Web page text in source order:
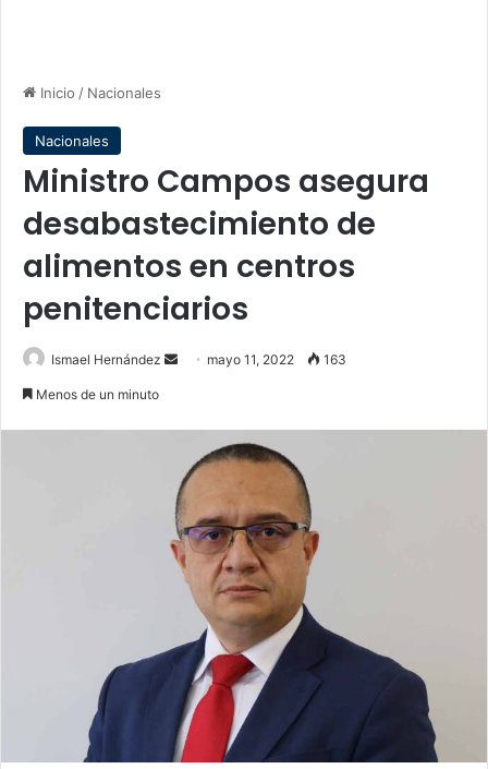
Inicio / Nacionales
Nacionales
Ministro Campos asegura
desabastecimiento de
alimentos en centros
penitenciarios
Ismael Hernández
Send mayo 11, 2022 163
Menos de un minuto